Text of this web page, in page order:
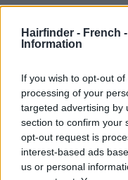
Hairfinder - French -
Information
If you wish to opt-out
processing of your
targeted advertising by
section to confirm your
opt-out request is
interest-based ads
us or personal
Lisez aussi : Questions